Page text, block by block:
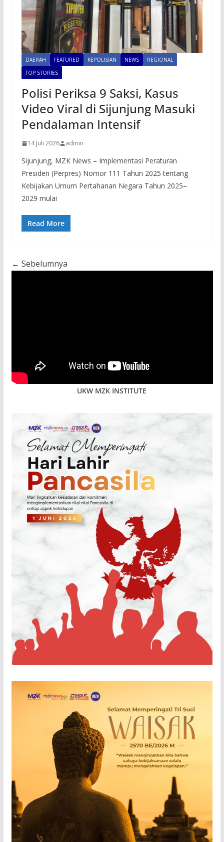
DAERAH FEATURED KEPOLISIAN NEWS
REGIONAL
TOP STORIES
Polisi Periksa 9 Saksi, Kasus
Video Viral di Sijunjung Masuki
Pendalaman Intensif
14 Juli 2026 admin
Sijunjung, MZK News – Implementasi Peraturan
Presiden (Perpres) Nomor 111 Tahun 2025 tentang
Kebijakan Umum Pertahanan Negara Tahun 2025–
2029 mulai
Read More
← Sebelumnya
UKW MZK INSTITUTE